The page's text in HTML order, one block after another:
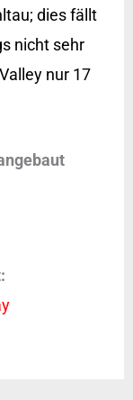
dies fällt
nicht sehr
nur 17